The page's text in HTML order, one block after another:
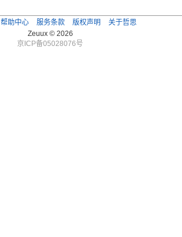
帮助中心 服务条款 版权声明
关于哲思
Zeuux © 2026
京ICP备05028076号